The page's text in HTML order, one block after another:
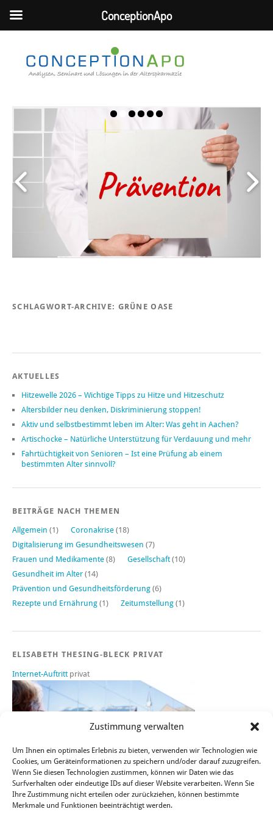
Zustimmung verwalten
Um Ihnen ein optimales Erlebnis zu bieten, verwenden wir Technologien wie
Cookies, um Geräteinformationen zu speichern und/oder darauf zuzugreifen.
Wenn Sie diesen Technologien zustimmen, können wir Daten wie das
Surfverhalten oder eindeutige IDs auf dieser Website verarbeiten. Wenn Sie
Ihre Zustimmung nicht erteilen oder zurückziehen, können bestimmte
Merkmale und Funktionen beeinträchtigt werden.
SCHLAGWORT-ARCHIVE: GRÜNE OASE
AKTUELLES
Hitzewelle 2026 – Wichtige Tipps zu Hitze und Hitzeschutz
Altersbilder neu denken, Diskriminierung stoppen!
Aktiv und selbstbestimmt leben im Alter: Was geht in Aachen?
Artischocke – Natürliche Unterstützung für Verdauung und mehr
Fahrtüchtigkeit von Senioren – Ist eine Prüfung ab einem
bestimmten Alter sinnvoll?
BEITRÄGE NACH THEMEN
Allgemein (1) Coronakrise (18)
Digitalisierung im Gesundheitswesen (7)
Frauen und Medikamente (8) Gesellschaft (10)
Gesundheit im Alter (14)
Prävention und Gesundheitsförderung (6)
Rezepte und Ernährung (1) Zeitumstellung (1)
ELISABETH THESING-BLECK PRIVAT
Internet-Auftritt privat
ConceptionApo